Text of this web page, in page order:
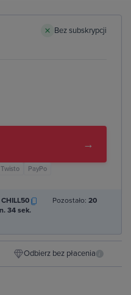
Bez subskrypcji
→
Twisto PayPo
CHILL50 Pozostało: 20
33 sek.
Odbierz bez płacenia i